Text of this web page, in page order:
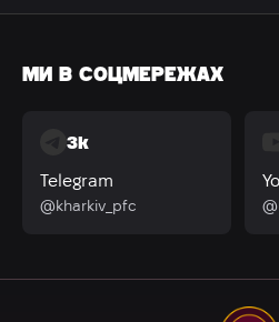
МИ В СОЦМЕРЕЖАХ
3k
Telegram
@kharkiv_pfc